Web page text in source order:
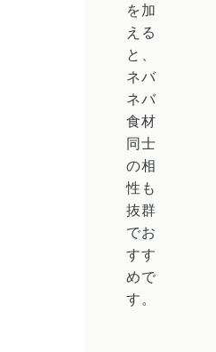
を加
える
と、
ネバ
ネバ
食材
同士
の相
性も
抜群
でお
すす
めで
す。